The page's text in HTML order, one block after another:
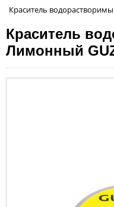
Краситель
Краситель
Лимонный